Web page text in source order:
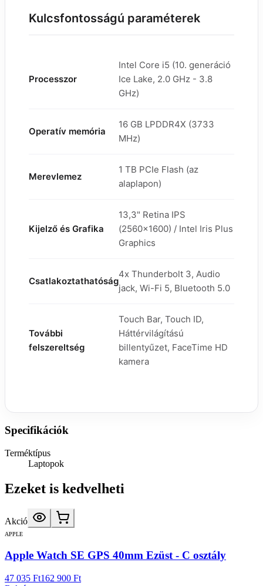
Kulcsfontosságú paraméterek
Processzor
Intel Core i5 (10. generáció
Ice Lake, 2.0 GHz - 3.8
GHz)
Operatív memória
16 GB LPDDR4X (3733
MHz)
Merevlemez
1 TB PCIe Flash (az
alaplapon)
Kijelző és Grafika
13,3" Retina IPS
(2560x1600) / Intel Iris Plus
Graphics
Csatlakoztathatóság
4x Thunderbolt 3, Audio
jack, Wi-Fi 5, Bluetooth 5.0
További
felszereltség
Touch Bar, Touch ID,
Háttérvilágítású
billentyűzet, FaceTime HD
kamera
Specifikációk
Terméktípus
Laptopok
Ezeket is kedvelheti
Akció
APPLE
Apple Watch SE GPS 40mm Ezüst - C osztály
47 035 Ft162 900 Ft